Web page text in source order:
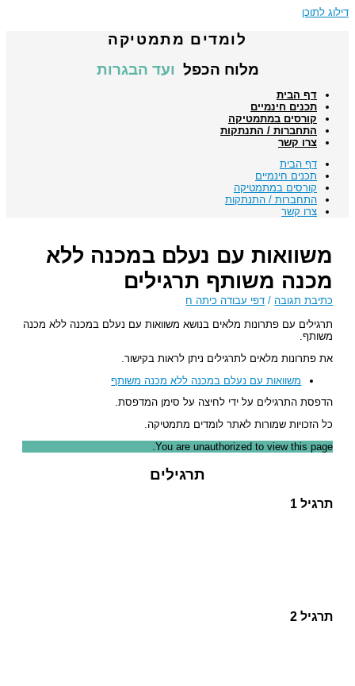
דילוג לתוכן
לומדים מתמטיקה
מלוח הכפל ועד הבגרות
דף הבית
תכנים חינמיים
קורסים במתמטיקה
התחברות / התנתקות
צרו קשר
דף הבית
תכנים חינמיים
קורסים במתמטיקה
התחברות / התנתקות
צרו קשר
משוואות עם נעלם במכנה ללא
מכנה משותף תרגילים
כתיבת תגובה / דפי עבודה כיתה ח
תרגילים עם פתרונות מלאים בנושא משוואות עם נעלם במכנה ללא מכנה
משותף.
את פתרונות מלאים לתרגילים ניתן לראות בקישור.
משוואות עם נעלם במכנה ללא מכנה משותף
הדפסת התרגילים על ידי לחיצה על סימן המדפסת.
כל הזכויות שמורות לאתר לומדים מתמטיקה.
You are unauthorized to view this page.
תרגילים
תרגיל 1
תרגיל 2